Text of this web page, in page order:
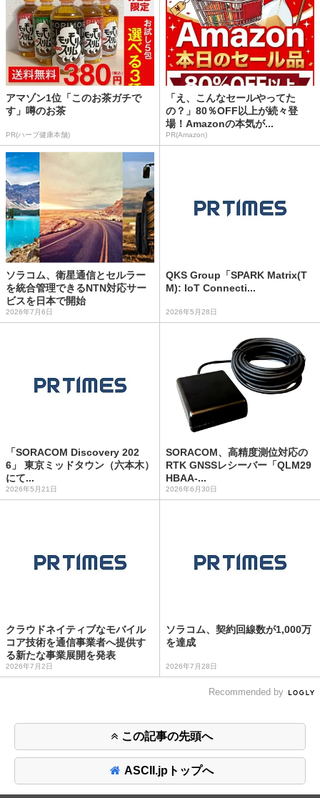
アマゾン1位「このお茶ガチで
す」噂のお茶
PR(ハーブ健康本舗)
「え、こんなセールやってた
の？」80％OFF以上が続々登
場！Amazonの本気が...
PR(Amazon)
ソラコム、衛星通信とセルラー
を統合管理できるNTN対応サー
ビスを日本で開始
2026年7月6日
QKS Group「SPARK Matrix(T
M): IoT Connecti...
2026年5月28日
「SORACOM Discovery 202
6」 東京ミッドタウン（六本木）
にて...
2026年5月21日
SORACOM、高精度測位対応の
RTK GNSSレシーバー「QLM29
HBAA-...
2026年6月30日
クラウドネイティブなモバイル
コア技術を通信事業者へ提供す
る新たな事業展開を発表
2026年7月2日
ソラコム、契約回線数が1,000万
を達成
2026年7月28日
Recommended by
この記事の先頭へ
ASCII.jpトップへ